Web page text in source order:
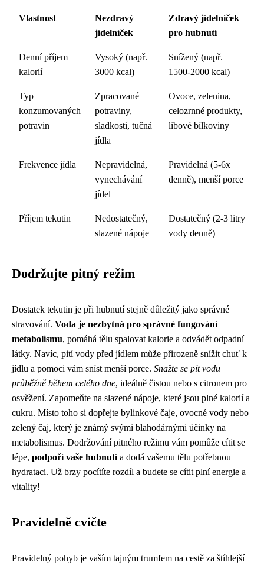
Vlastnost
Nezdravý
jídelníček
Zdravý jídelníček
pro hubnutí
Denní příjem
kalorií
Vysoký (např.
3000 kcal)
Snížený (např.
1500-2000 kcal)
Typ
konzumovaných
potravin
Zpracované
potraviny,
sladkosti, tučná
jídla
Ovoce, zelenina,
celozrnné produkty,
libové bílkoviny
Frekvence jídla
Nepravidelná,
vynechávání
jídel
Pravidelná (5-6x
denně), menší porce
Příjem tekutin
Nedostatečný,
slazené nápoje
Dostatečný (2-3 litry
vody denně)
Dodržujte pitný režim
Dostatek tekutin je při hubnutí stejně důležitý jako správné
stravování. Voda je nezbytná pro správné fungování
metabolismu, pomáhá tělu spalovat kalorie a odvádět odpadní
látky. Navíc, pití vody před jídlem může přirozeně snížit chuť k
jídlu a pomoci vám sníst menší porce. Snažte se pít vodu
průběžně během celého dne, ideálně čistou nebo s citronem pro
osvěžení. Zapomeňte na slazené nápoje, které jsou plné kalorií a
cukru. Místo toho si dopřejte bylinkové čaje, ovocné vody nebo
zelený čaj, který je známý svými blahodárnými účinky na
metabolismus. Dodržování pitného režimu vám pomůže cítit se
lépe, podpoří vaše hubnutía dodá vašemu tělu potřebnou
hydrataci. Už brzy pocítíte rozdíl a budete se cítit plní energie a
vitality!
Pravidelně cvičte
Pravidelný pohyb je vaším tajným trumfem na cestě za štíhlejší